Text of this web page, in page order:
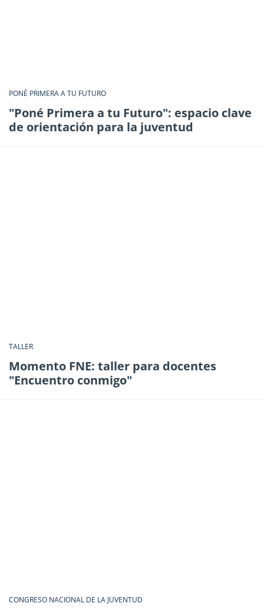
PONÉ PRIMERA A TU FUTURO
"Poné Primera a tu Futuro": espacio clave
de orientación para la juventud
TALLER
Momento FNE: taller para docentes
"Encuentro conmigo"
CONGRESO NACIONAL DE LA JUVENTUD